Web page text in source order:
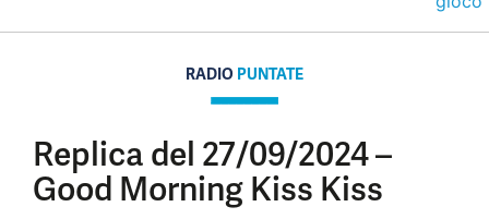
RADIO PUNTATE
Replica del 27/09/2024 –
Good Morning Kiss Kiss